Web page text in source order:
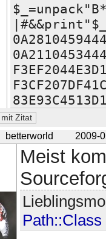
betterworld 2009-
Meist
Path::Class